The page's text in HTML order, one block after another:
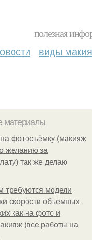
полезная
виды
материалы
фотосъёмку (макияж
желанию за
так же делаю
требуются модели
скорости объемных
как на фото и
(все работы на